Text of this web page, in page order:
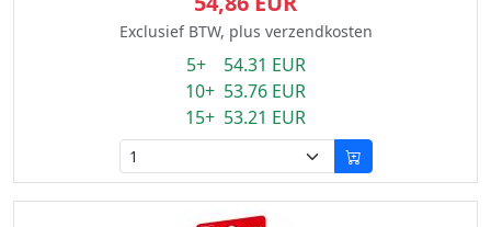
Exclusief BTW, plus verzendkosten
5+ 54.31 EUR
10+ 53.76 EUR
15+ 53.21 EUR